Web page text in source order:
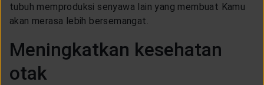
tubuh memproduksi senyawa lain yang membuat Kamu
akan merasa lebih bersemangat.
Meningkatkan kesehatan
otak